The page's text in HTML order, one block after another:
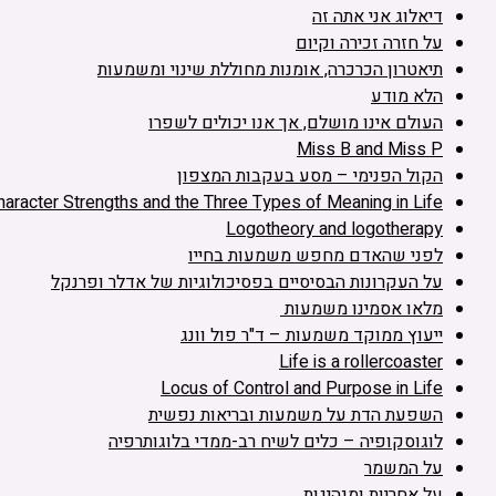
דיאלוג אני אתה זה
על חזרה זכירה וקיום
תיאטרון הכרכרה, אומנות מחוללת שינוי ומשמעות
הלא מודע
העולם אינו מושלם, אך אנו יכולים לשפרו
Miss B and Miss P
הקול הפנימי – מסע בעקבות המצפון
Strengths and the Three Types of Meaning in Life
Logotheory and logotherapy
לפני שהאדם מחפש משמעות בחייו
על העקרונות הבסיסיים בפסיכולוגיות של אדלר ופרנקל
מלאו אסמינו משמעות
ייעוץ ממוקד משמעות – ד"ר פול וונג
Life is a rollercoaster
Locus of Control and Purpose in Life
השפעת הדת על משמעות ובריאות נפשית
לוגוסקופיה – כלים לשיח רב-ממדי בלוגותרפיה
על המשמר